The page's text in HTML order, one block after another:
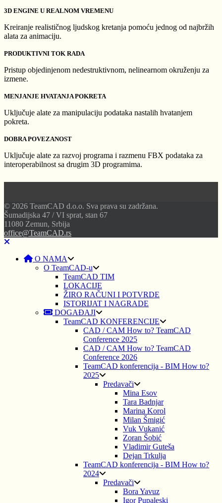
3D ENGINE U REALNOM VREMENU
Kreiranje realističnog ljudskog kretanja pomoću jednog od najbržih
alata za animaciju.
PRODUKTIVNI TOK RADA
Pristup objedinjenom nedestruktivnom, nelinearnom okruženju za
izmene.
MENJANJE HVATANJA POKRETA
Uključuje alate za manipulaciju podataka nastalih hvatanjem
pokreta.
DOBRA POVEZANOST
Uključuje alate za razvoj programa i razmenu FBX podataka za
interoperabilnost sa drugim 3D programima.
© 2026 TeamCAD d.o.o. Sva prava su zadržana.
Šumadijska 47 / VI sprat, stan 67
11080 Zemun, Srbija
office@TeamCAD.rs
O NAMA
O TeamCAD-u
TeamCAD TIM
LOKACIJE
ŽIRO RAČUNI I POTVRDE
ISTORIJAT I NAGRADE
DOGAĐAJI
TeamCAD KONFERENCIJE
CAD / CAM How to? TeamCAD
Conference 2025
CAD / CAM How to? TeamCAD
Conference 2026
TeamCAD konferencija - BIM How to?
2025
Predavači
Mina Esov
Tara Badnjar
Marina Korol
Milan Šmigić
Vuk Vukanić
Zoran Šobić
Vladimir Guteša
Dejan Trkulja
TeamCAD konferencija - BIM How to?
2024
Predavači
Bora Yavuz
Igor Pupaleski